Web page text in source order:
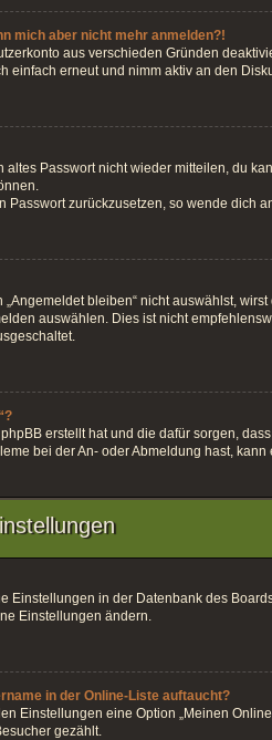
mich aber nicht mehr anmelden?!
aus verschieden Gründen
einfach erneut und nimm aktiv an den
Passwort nicht wieder mitteilen, du
zurückzusetzen, so wende dich
bleiben“ nicht auswählst,
auswählen. Dies ist nicht
erstellt hat und die dafür sorgen,
bei der An- oder Abmeldung hast,
Einstellungen in der Datenbank des
Einstellungen ändern.
in der Online-Liste auftaucht?
Einstellungen eine Option „Meinen
gezählt.